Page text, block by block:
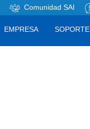
Comunidad SAI
EMPRESA SOPORTE